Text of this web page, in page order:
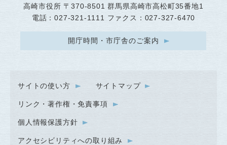
高崎市役所 〒370-8501 群馬県高崎市高松町35番地1
電話：027-321-1111 ファクス：027-327-6470
開庁時間・市庁舎のご案内
サイトの使い方 サイトマップ
リンク・著作権・免責事項
個人情報保護方針
アクセシビリティへの取り組み